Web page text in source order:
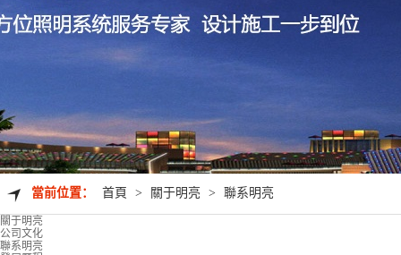
當前位置： 首頁 > 關于明亮 > 聯系明亮
關于明亮
公司文化
聯系明亮